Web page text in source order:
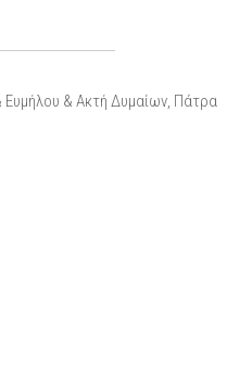
Ευμήλου & Ακτή Δυμαίων, Πάτρα